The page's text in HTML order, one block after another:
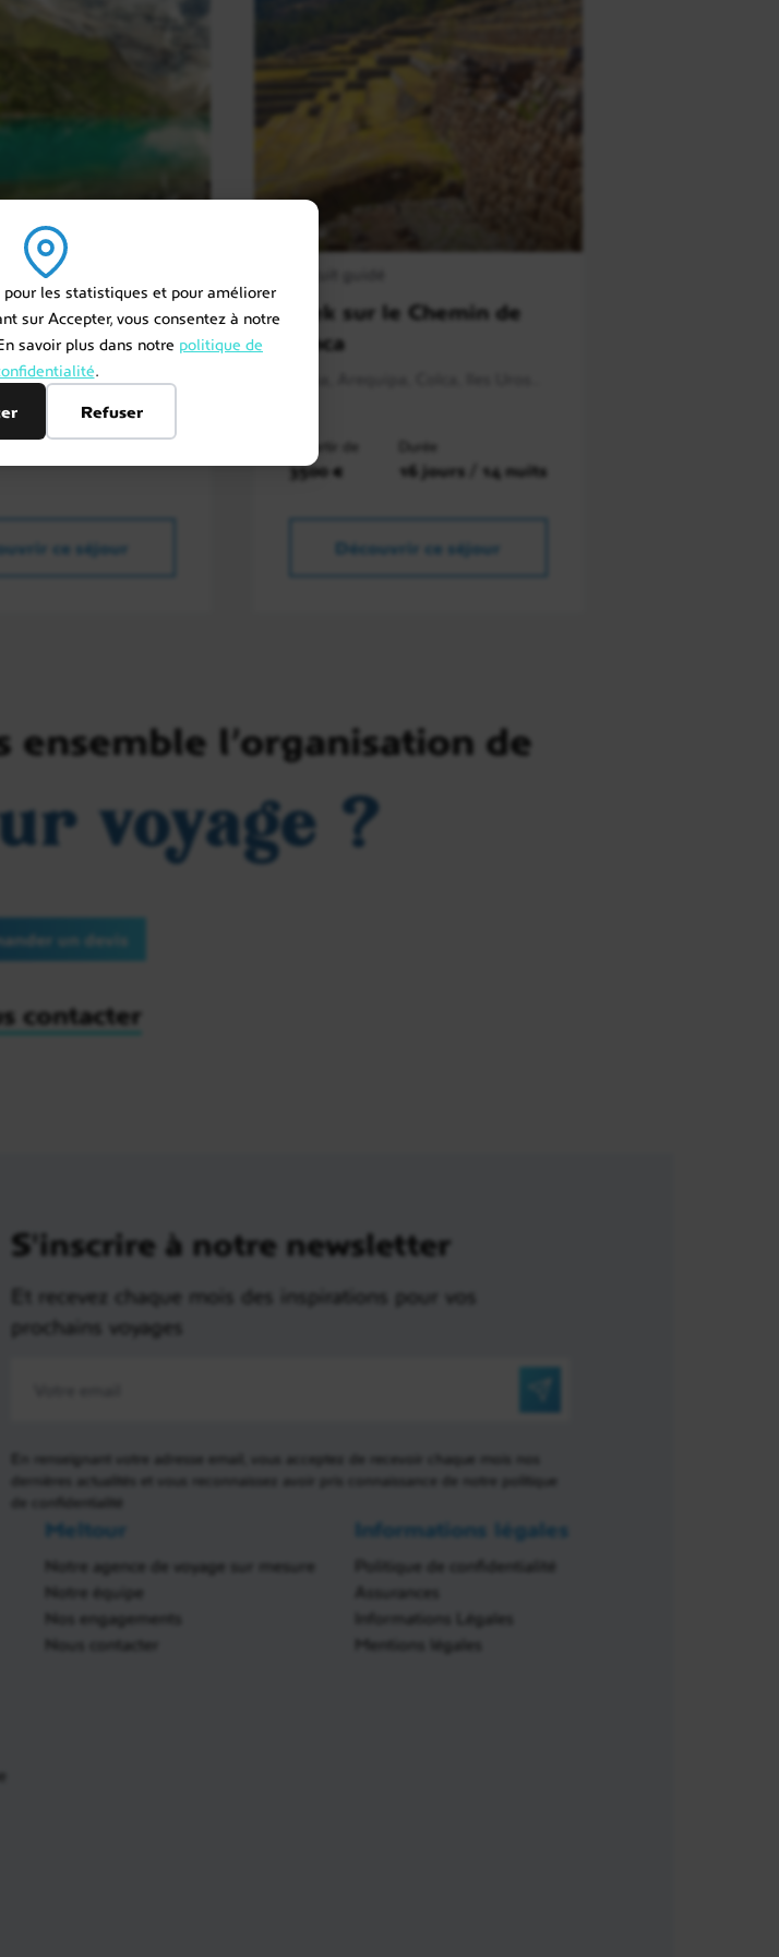
les statistiques et pour améliorer
sur Accepter, vous consentez à notre
savoir plus dans notre politique de
.
Refuser
Secret
Vallée Sacrée des..
11 jours / 9 nuits
ce séjour
Pérou
Trek sur le Chemin de
l'Inca
À partir de
3500 €
Durée
16 jours / 14 nuits
Découvrir ce séjour
ensemble l’organisation de
voyage ?
un devis
contacter
S'inscrire à notre newsletter
Et recevez chaque mois des inspirations pour vos
prochains voyages
En renseignant votre adresse email, vous acceptez de recevoir chaque mois nos
dernières actualités et vous reconnaissez avoir pris connaissance de notre politique
de confidentialité
Meltour
Notre agence de voyage sur mesure
Notre équipe
Nos engagements
Nous contacter
Informations légales
Politique de confidentialité
Assurances
Informations Légales
Mentions légales